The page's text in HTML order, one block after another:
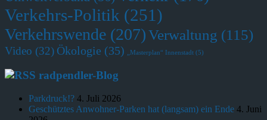
Verkehrs-Politik (251)
Verkehrswende (207)Verwaltung (115)
Video (32) Ökologie (35) „Masterplan“ Innenstadt (5)
radpendler-Blog
Parkdruck!? 4. Juli 2026
Geschütztes Anwohner-Parken hat (langsam) ein Ende 4. Juni